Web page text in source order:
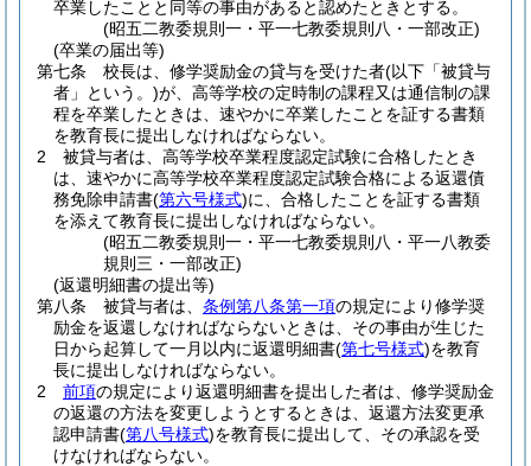
卒業したことと同等の事由があると認めたときとする。
(昭五二教委規則一・平一七教委規則八・一部改正)
(卒業の届出等)
第七条
校長は、修学奨励金の貸与を受けた者(以下「被貸与
者」という。)が、高等学校の定時制の課程又は通信制の課
程を卒業したときは、速やかに卒業したことを証する書類
を教育長に提出しなければならない。
2
被貸与者は、高等学校卒業程度認定試験に合格したとき
は、速やかに高等学校卒業程度認定試験合格による返還債
務免除申請書(第六号様式)に、合格したことを証する書類
を添えて教育長に提出しなければならない。
(昭五二教委規則一・平一七教委規則八・平一八教委
規則三・一部改正)
(返還明細書の提出等)
第八条
被貸与者は、 条例第八条第一項の規定により修学奨
励金を返還しなければならないときは、その事由が生じた
日から起算して一月以内に返還明細書(第七号様式)を教育
長に提出しなければならない。
2
前項の規定により返還明細書を提出した者は、修学奨励金
の返還の方法を変更しようとするときは、返還方法変更承
認申請書(第八号様式)を教育長に提出して、その承認を受
けなければならない。